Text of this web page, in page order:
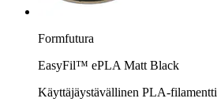
Formfutura
EasyFil™ ePLA Matt Black
Käyttäjäystävällinen PLA-filamentti